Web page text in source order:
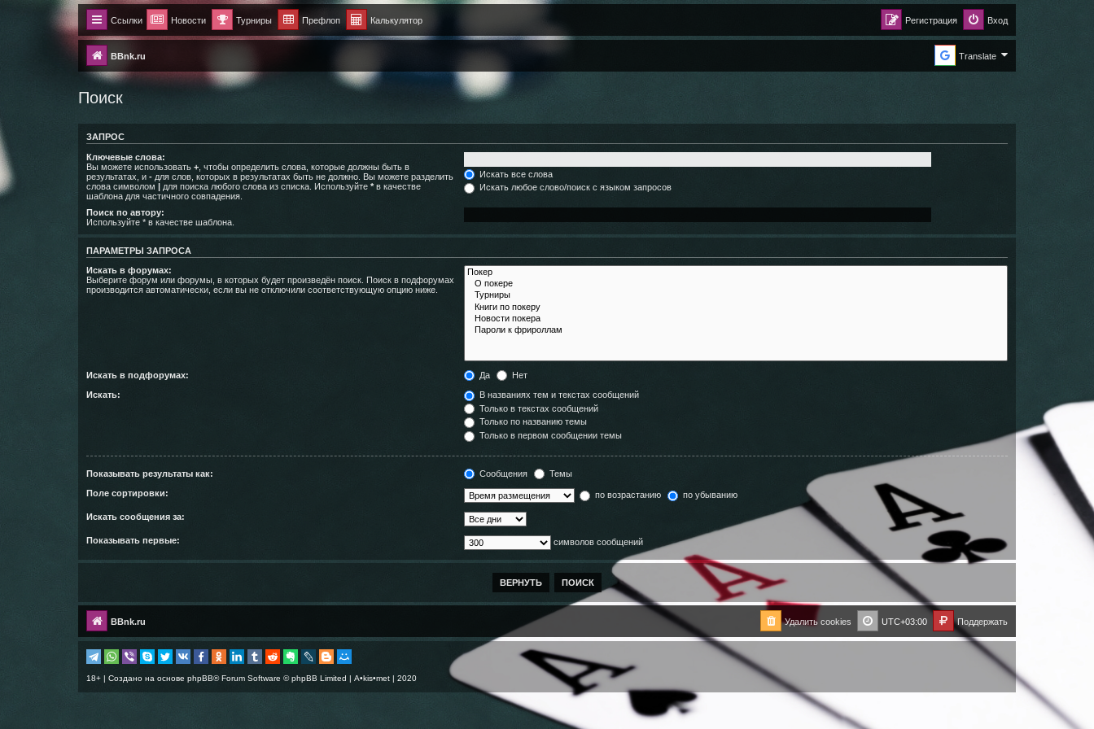
Ссылки Новости Турниры Префлоп Калькулятор Вход
Регистрация
BBnk.ru Translate
Поиск
ЗАПРОС
Ключевые слова:
Вы можете использовать + , чтобы определить слова, которые должны быть в
результатах, и - для слов, которых в результатах быть не должно. Вы можете разделить
слова символом | для поиска любого слова из списка. Используйте *в качестве
шаблона для частичного совпадения.
Искать все слова
Искать любое слово/поиск с языком запросов
Поиск по автору:
Используйте * в качестве шаблона.
ПАРАМЕТРЫ ЗАПРОСА
Искать в форумах:
Выберите форум или форумы, в которых будет произведён поиск. Поиск в подфорумах
производится автоматически, если вы не отключили соответствующую опцию ниже.
Искать в подфорумах: Да Нет
Искать:
В названиях тем и текстах сообщений
Только в текстах сообщений
Только по названию темы
Только в первом сообщении темы
Показывать результаты как: Сообщения Темы
Поле сортировки: по возрастанию по убыванию
Искать сообщения за:
Показывать первые: символов сообщений
BBnk.ru Поддержать
UTC+03:00
Удалить cookies
18+ | Создано на основе phpBB® Forum Software © phpBB Limited | A•kis•met | 2020